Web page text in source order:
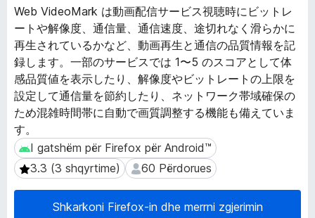
l
e
t
u
e
s
i
i
r
e
f
o
Web VideoMark は動画配信サービス視聴時にビットレ
ートや解像度、通信量、通信速度、途切れなく滑らかに
再生されているかなど、動画再生と通信の品質情報を記
録します。一部のサービスでは 1〜5 のスコアとして体
感品質値を表示したり、解像度やビットレートの上限を
設定して通信量を節約したり、ネットワーク帯域確保の
ため混雑時間帯に自動で画質調整する機能も備えていま
す。
I gatshëm për Firefox për Android™
I gatshëm për Firefox për Android™
3.3 (3 shqyrtime)
3.3 (3 shqyrtime) 60 Përdorues
60 Përdorues
Shkarkoni Firefox-in dhe merrni zgjerimin
h
ë
n
a
Z
g
j
e
r
i
m
i